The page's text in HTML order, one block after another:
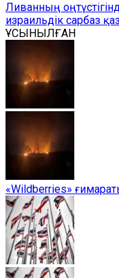
Ливанның
израильдік сарбаз
ҰСЫНЫЛҒАН
«Wildberries»